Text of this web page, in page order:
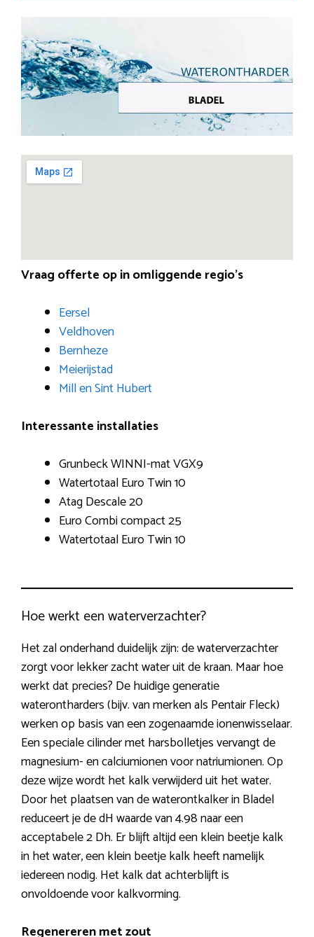
Vraag offerte op in omliggende regio’s
Eersel
Veldhoven
Bernheze
Meierijstad
Mill en Sint Hubert
Interessante installaties
Grunbeck WINNI-mat VGX9
Watertotaal Euro Twin 10
Atag Descale 20
Euro Combi compact 25
Watertotaal Euro Twin 10
Hoe werkt een waterverzachter?
Het zal onderhand duidelijk zijn: de waterverzachter
zorgt voor lekker zacht water uit de kraan. Maar hoe
werkt dat precies? De huidige generatie
waterontharders (bijv. van merken als Pentair Fleck)
werken op basis van een zogenaamde ionenwisselaar.
Een speciale cilinder met harsbolletjes vervangt de
magnesium- en calciumionen voor natriumionen. Op
deze wijze wordt het kalk verwijderd uit het water.
Door het plaatsen van de waterontkalker in Bladel
reduceert je de dH waarde van 4.98 naar een
acceptabele 2 Dh. Er blijft altijd een klein beetje kalk
in het water, een klein beetje kalk heeft namelijk
iedereen nodig. Het kalk dat achterblijft is
onvoldoende voor kalkvorming.
Regenereren met zout